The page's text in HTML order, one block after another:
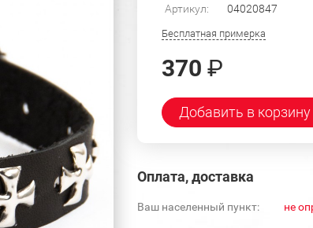
Артикул: 04020847
Бесплатная примерка
370 ₽
Добавить в корзину
Оплата, доставка
Ваш населенный пункт: не